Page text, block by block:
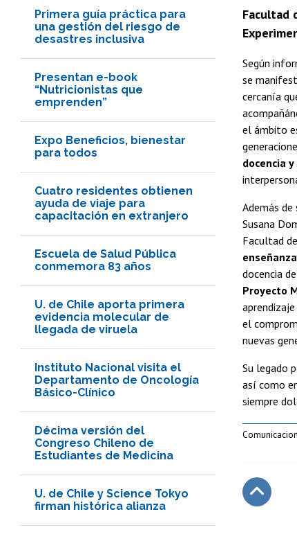
Primera guía práctica para
una gestión del riesgo de
desastres inclusiva
Presentan e-book
“Nutricionistas que
emprenden”
Expo Beneficios, bienestar
para todos
Cuatro residentes obtienen
ayuda de viaje para
capacitación en extranjero
Escuela de Salud Pública
conmemora 83 años
U. de Chile aporta primera
evidencia molecular de
llegada de viruela
Instituto Nacional visita el
Departamento de Oncología
Básico-Clínico
Décima versión del
Congreso Chileno de
Estudiantes de Medicina
U. de Chile y Science Tokyo
firman histórica alianza
Facultad
Según
se
cercanía
el ámbito
docencia
Además
Susana
Facultad
docencia
Proyecto
el
nuevas
Su legado
así como
siempre